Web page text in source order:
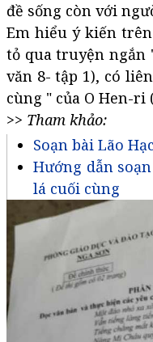
đề sống còn với
Em hiểu ý kiến
tỏ qua truyện ngắn
văn 8- tập 1), có
cùng " của O Hen-ri
>> Tham khảo:
Soạn bài Lão
Hướng dẫn
lá cuối cùng